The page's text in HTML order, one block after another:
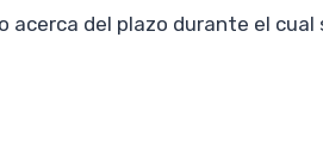
del plazo durante el